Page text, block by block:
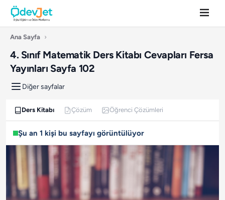
Ana Sayfa ›
4. Sınıf Matematik Ders Kitabı Cevapları Fersa
Yayınları Sayfa 102
Diğer sayfalar
Ders Kitabı Çözüm Öğrenci Çözümleri
Şu an 1 kişi bu sayfayı görüntülüyor